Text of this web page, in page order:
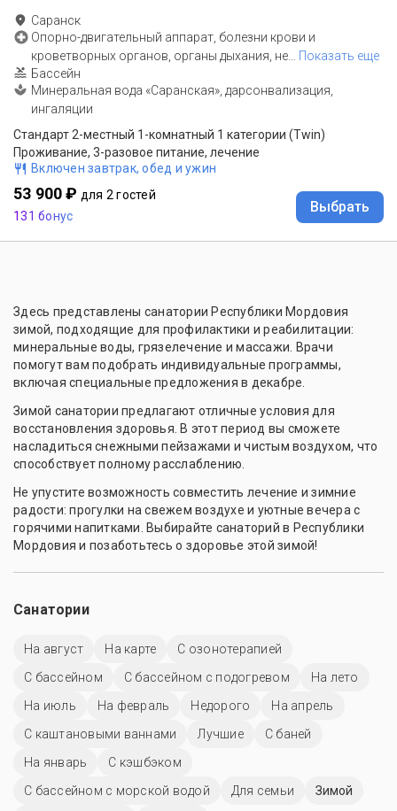
Саранск
Опорно-двигательный аппарат, болезни крови и
кроветворных органов, органы дыхания, не
Показать еще
Бассейн
Минеральная вода «Саранская», дарсонвализация,
ингаляции
Стандарт 2-местный 1-комнатный 1 категории (Twin)
Проживание, 3-разовое питание, лечение
Включен завтрак, обед и ужин
53 900 ₽ для 2 гостей
131 бонус
Выбрать
Здесь представлены санатории Республики Мордовия
зимой, подходящие для профилактики и реабилитации:
минеральные воды, грязелечение и массажи. Врачи
помогут вам подобрать индивидуальные программы,
включая специальные предложения в декабре.
Зимой санатории предлагают отличные условия для
восстановления здоровья. В этот период вы сможете
насладиться снежными пейзажами и чистым воздухом, что
способствует полному расслаблению.
Не упустите возможность совместить лечение и зимние
радости: прогулки на свежем воздухе и уютные вечера с
горячими напитками. Выбирайте санаторий в Республики
Мордовия и позаботьтесь о здоровье этой зимой!
Санатории
На август На карте
С озонотерапией
C бассейном
С бассейном с подогревом
На лето
На июль
На февраль Недорого
На апрель
С каштановыми ваннами
Лучшие
С баней
На январь
С кэшбэком
С бассейном с морской водой
Для семьи Зимой